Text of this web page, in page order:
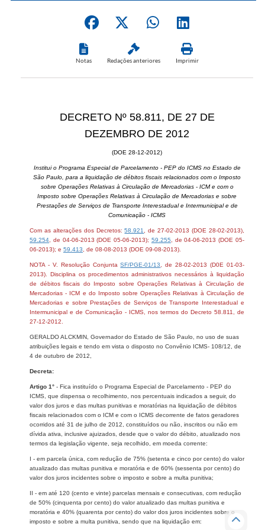
Notas Redações anteriores Imprimir
DECRETO Nº 58.811, DE 27 DE
DEZEMBRO DE 2012
(DOE 28-12-2012)
Institui o Programa Especial de Parcelamento - PEP do ICMS no Estado de
São Paulo, para a liquidação de débitos fiscais relacionados com o Imposto
sobre Operações Relativas à Circulação de Mercadorias - ICM e com o
Imposto sobre Operações Relativas à Circulação de Mercadorias e sobre
Prestações de Serviços de Transporte Interestadual e Intermunicipal e de
Comunicação - ICMS
Com as alterações dos Decretos:58.921
, de 27-02-2013 (DOE 28-02-2013),
59.254 , de 04-06-2013 (DOE 05-06-2013); 59.255 , de 04-06-2013 (DOE 05-
06-2013); e 59.413 , de 08-08-2013 (DOE 09-08-2013).
NOTA - V. Resolução ConjuntaSF/PGE-01/13
, de 28-02-2013 (D0E 01-03-
2013). Disciplina os procedimentos administrativos necessários à liquidação
de débitos fiscais do Imposto sobre Operações Relativas à Circulação de
Mercadorias - ICM e do Imposto sobre Operações Relativas à Circulação de
Mercadorias e sobre Prestações de Serviços de Transporte Interestadual e
Intermunicipal e de Comunicação - ICMS, nos termos do Decreto 58.811, de
27-12-2012.
GERALDO ALCKMIN, Governador do Estado de São Paulo, no uso de suas
atribuições legais e tendo em vista o disposto no Convênio ICMS- 108/12, de
4 de outubro de 2012,
Decreta:
Artigo 1° - Fica instituído o Programa Especial de Parcelamento - PEP do
ICMS, que dispensa o recolhimento, nos percentuais indicados a seguir, do
valor dos juros e das multas punitivas e moratórias na liquidação de débitos
fiscais relacionados com o ICM e com o ICMS decorrente de fatos geradores
ocorridos até 31 de julho de 2012, constituídos ou não, inscritos ou não em
dívida ativa, inclusive ajuizados, desde que o valor do débito, atualizado nos
termos da legislação vigente, seja recolhido, em moeda corrente:
I - em parcela única, com redução de 75% (setenta e cinco por cento) do valor
atualizado das multas punitiva e moratória e de 60% (sessenta por cento) do
valor dos juros incidentes sobre o imposto e sobre a multa punitiva;
II - em até 120 (cento e vinte) parcelas mensais e consecutivas, com redução
de 50% (cinquenta por cento) do valor atualizado das multas punitiva e
moratória e 40% (quarenta por cento) do valor dos juros incidentes sobre o
imposto e sobre a multa punitiva, sendo que na liquidação em: